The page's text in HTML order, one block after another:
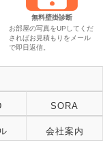
無料壁掛診断
お部屋の写真をUPしてくだ
さればお見積もりをメール
で即日返信。
SORA
会社案内